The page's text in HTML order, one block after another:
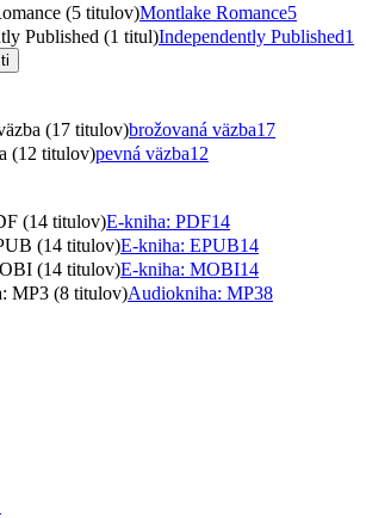
(5 titulov)Montlake Romance5
Published (1 titul)Independently Published1
(17 titulov)brožovaná väzba17
(12 titulov)pevná väzba12
(14 titulov)E-kniha: PDF14
(14 titulov)E-kniha: EPUB14
(14 titulov)E-kniha: MOBI14
MP3 (8 titulov)Audiokniha: MP38